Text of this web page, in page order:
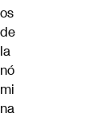
os
de
la
nó
mi
na